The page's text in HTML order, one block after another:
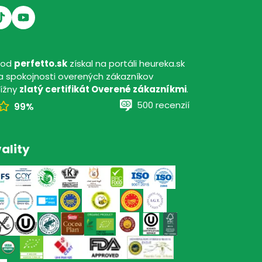
perfetto.skzískal na portáli heureka.sk
spokojnosti overených zákazníkov
zlatý certifikát Overené zákazníkmi.
99%
500 recenzií